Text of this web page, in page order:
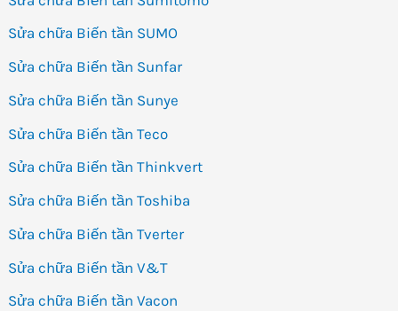
Sửa chữa Biến tần SUMO
Sửa chữa Biến tần Sunfar
Sửa chữa Biến tần Sunye
Sửa chữa Biến tần Teco
Sửa chữa Biến tần Thinkvert
Sửa chữa Biến tần Toshiba
Sửa chữa Biến tần Tverter
Sửa chữa Biến tần V&T
Sửa chữa Biến tần Vacon